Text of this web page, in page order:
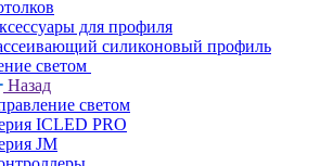
для профиля
силиконовый профиль
светом
Назад
светом
ICLED PRO
JM